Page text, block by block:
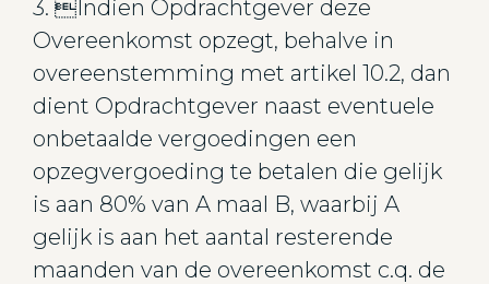
3. Indien Opdrachtgever deze
Overeenkomst opzegt, behalve in
overeenstemming met artikel 10.2, dan
dient Opdrachtgever naast eventuele
onbetaalde vergoedingen een
opzegvergoeding te betalen die gelijk
is aan 80% van A maal B, waarbij A
gelijk is aan het aantal resterende
maanden van de overeenkomst c.q. de